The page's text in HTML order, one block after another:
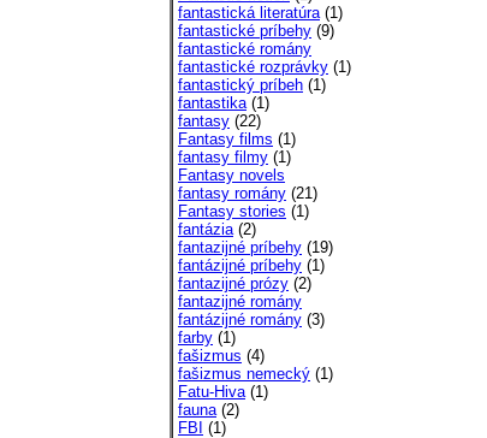
fantastická literatúra(1)
fantastické príbehy (9)
fantastické romány
fantastické rozprávky (1)
fantastický príbeh (1)
fantastika(1)
fantasy (22)
Fantasy films (1)
fantasy filmy (1)
Fantasy novels
fantasy romány (21)
Fantasy stories (1)
fantázia(2)
fantazijné príbehy (19)
fantázijné príbehy (1)
fantazijné prózy (2)
fantazijné romány
fantázijné romány (3)
farby (1)
fašizmus (4)
fašizmus nemecký (1)
Fatu-Hiva(1)
fauna(2)
FBI (1)